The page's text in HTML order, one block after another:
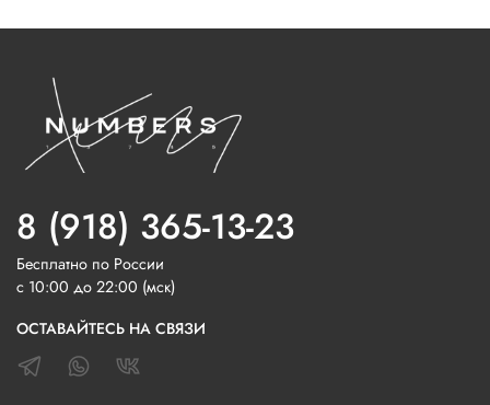
8 (918) 365-13-23
Бесплатно по России
с 10:00 до 22:00 (мск)
ОСТАВАЙТЕСЬ НА СВЯЗИ